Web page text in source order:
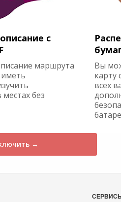
с
маршрута
без
Вы
карту
всех
→